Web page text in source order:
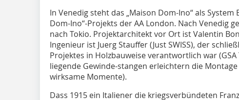
In Venedig steht das „Maison Dom-Ino“ als
Dom-Ino“-Projekts der AA London. Nach Venedig
nach Tokio. Projektarchitekt vor Ort ist Valentin
Ingenieur ist Juerg Stauffer (Just SWISS), der
Projektes in Holzbauweise verantwortlich war
liegende Gewinde-stangen erleichtern die
wirksame Momente).
Dass 1915 ein Italiener die kriegsver­bündeten